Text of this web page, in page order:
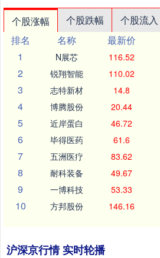
个股涨幅 个股跌幅 个股流入
排名
名称 最新价
1
N展芯 116.52
2 锐翔智能 110.02
3 志特新材 14.8
4 博腾股份 20.44
5 近岸蛋白 46.72
6 毕得医药 61.6
7 五洲医疗 83.62
8 耐科装备 49.67
9 一博科技 53.33
10 方邦股份 146.16
沪深京行情 实时轮播